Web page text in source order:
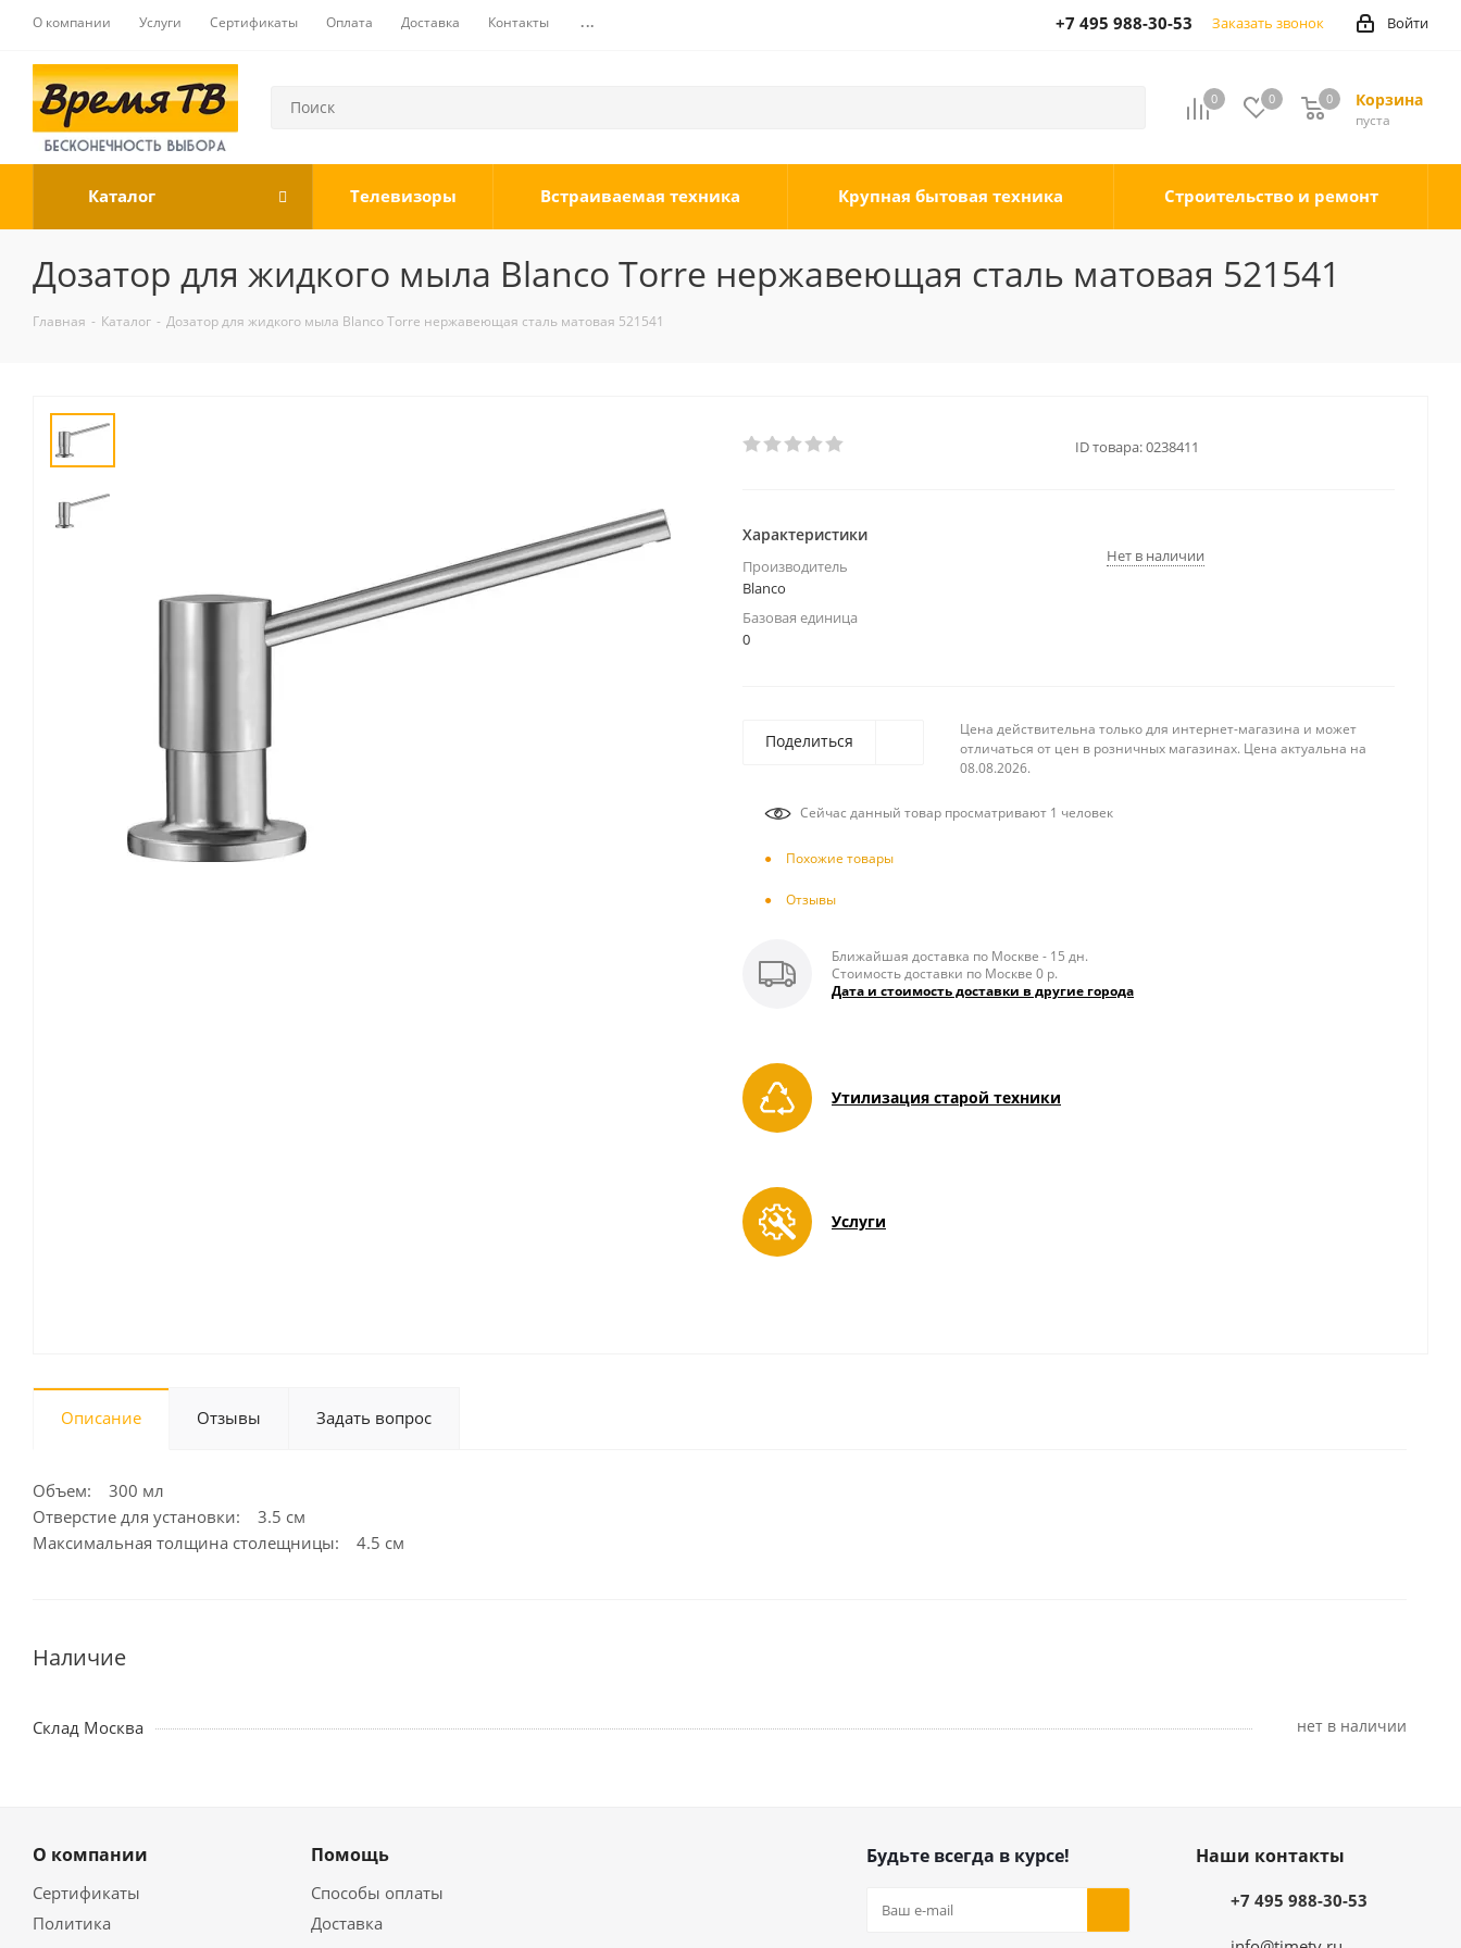
О компании Услуги Сертификаты Оплата Доставка Контакты ... Войти
+7 495 988-30-53 Заказать звонок
0 0 Корзина
0
пуста
0
Каталог Телевизоры Встраиваемая техника Крупная бытовая техника Строительство и ремонт
Дозатор для жидкого мыла Blanco Torre нержавеющая сталь матовая 521541
Главная - Каталог - Дозатор для жидкого мыла Blanco Torre нержавеющая сталь матовая 521541
ID товара:0238411
Характеристики
Производитель
Blanco
Базовая единица
0
Нет в наличии
Поделиться
Цена действительна только для интернет-магазина и может
отличаться от цен в розничных магазинах. Цена актуальна на
08.08.2026.
Сейчас данный товар просматривают 1 человек
Похожие товары
Отзывы
Ближайшая доставка по Москве - 15 дн.
Стоимость доставки по Москве 0 р.
Дата и стоимость доставки в другие города
Утилизация старой техники
Услуги
Описание Отзывы Задать вопрос
Объем: 300 мл
Отверстие для установки: 3.5 см
Максимальная толщина столещницы: 4.5 см
Наличие
Склад Москва Нет в наличии
О компании
Сертификаты
Политика
Помощь
Способы оплаты
Доставка
Будьте всегда в курсе! Наши контакты
+7 495 988-30-53